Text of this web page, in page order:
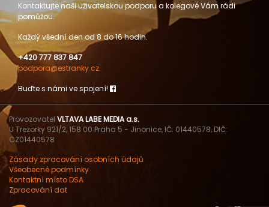
Kontaktujte naši uživatelskou podporu a kolegové Vám rádi
pomůžou.
Každý všední den od 8 do 16 hodin.
+420 777 837 847
podpora@estranky.cz
Buďte s námi ve spojení!
Provozovatel VLTAVA LABE MEDIA a.s.
U Trezorky 921/2, 158 00 Praha 5 - Jinonice, IČ: 01440578, DIČ:
CZ01440578
Zásady zpracování osobních údajů
Všeobecné podmínky
Kontaktní místo DSA
Zpracování dat